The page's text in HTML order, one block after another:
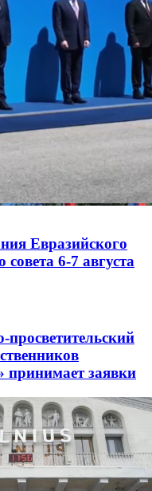
Евразийского
6-7 августа
принимает заявки